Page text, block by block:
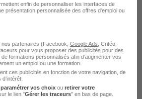
électricité
électricité
maintenance
enfin de personnaliser les interfaces de
présentation personnalisée des offres d'emploi ou
nos partenaires (Facebook, Google Ads , Critéo,
pour vous proposer des publicités pour des
formations personnalisés afin d’augmenter vos
un emploi ou une formation.
ces publicités en fonction de votre navigation, de
paramétrer vos choix ou retirer votre
le lien "Gérer les traceurs" en bas de page.